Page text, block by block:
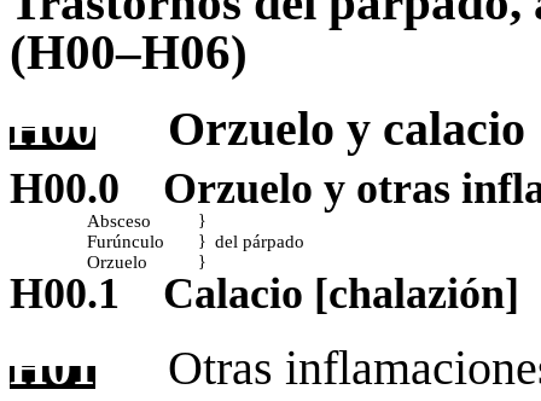
(H00–H06)
H00 Orzuelo y calacio
H00.0 Orzuelo y otras
Absceso }
Furúnculo } del párpado
Orzuelo
}
H00.1 Calacio [chalazión]
H01 Otras